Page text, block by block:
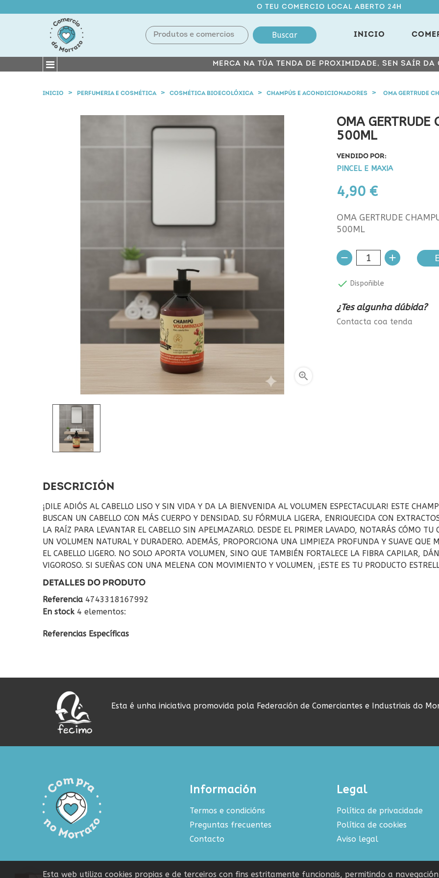
O TEU COMERCIO LOCAL ABERTO 24H
Buscar INICIO
MERCA NA TÚA TENDA DE PROXIMIDADE, SEN SAÍR DA
INICIO PERFUMERIA E COSMÉTICA COSMÉTICA BIOECOLÓXICA CHAMPÚS E ACONDICIONADORES OMA GERTRUDE

OMA GERTRUDE
500ML
VENDIDO POR:
PINCEL E MAXIA
4,90 €
OMA GERTRUDE
500ML
 Dispoñible
¿Tes algunha dúbida?
Contacta coa tenda
DESCRICIÓN
¡DILE ADIÓS AL CABELLO LISO Y SIN VIDA Y DA LA BIENVENIDA AL VOLUMEN ESPECTACULAR! ESTE
BUSCAN UN CABELLO CON MÁS CUERPO Y DENSIDAD. SU FÓRMULA LIGERA, ENRIQUECIDA CON
LA RAÍZ PARA LEVANTAR EL CABELLO SIN APELMAZARLO. DESDE EL PRIMER LAVADO, NOTARÁS CÓMO TU
UN VOLUMEN NATURAL Y DURADERO. ADEMÁS, PROPORCIONA UNA LIMPIEZA PROFUNDA Y SUAVE QUE
EL CABELLO LIGERO. NO SOLO APORTA VOLUMEN, SINO QUE TAMBIÉN FORTALECE LA FIBRA CAPILAR,
VIGOROSO. SI SUEÑAS CON UNA MELENA CON MOVIMIENTO Y VOLUMEN, ¡ESTE ES TU PRODUCTO
DETALLES DO PRODUTO
Referencia 4743318167992
En stock 4 elementos:
Referencias Específicas
Esta é unha iniciativa promovida pola Federación de Comerciantes e Industriais do
Información
Termos e condicións
Preguntas frecuentes
Contacto
Legal
Política de privacidade
Política de cookies
Aviso legal
Esta web utiliza cookies propias e de terceiros con fins estritamente funcionais, permitindo a